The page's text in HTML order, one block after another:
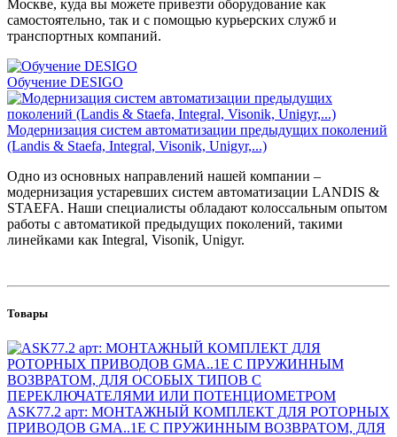
Москве, куда вы можете привезти оборудование как
самостоятельно, так и с помощью курьерских служб и
транспортных компаний.
Обучение DESIGO
Модернизация систем автоматизации предыдущих поколений
(Landis & Staefa, Integral, Visonik, Unigyr,...)
Одно из основных направлений нашей компании –
модернизация устаревших систем автоматизации LANDIS &
STAEFA. Наши специалисты обладают колоссальным опытом
работы с автоматикой предыдущих поколений, такими
линейками как Integral, Visonik, Unigyr.
Товары
ASK77.2 арт: МОНТАЖНЫЙ КОМПЛЕКТ ДЛЯ РОТОРНЫХ
ПРИВОДОВ GMA..1E С ПРУЖИННЫМ ВОЗВРАТОМ, ДЛЯ